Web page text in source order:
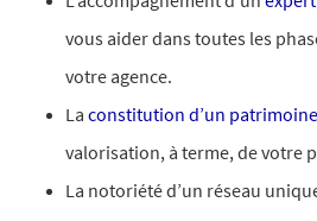
vous aider dans toutes les
votre agence.
La constitution d’un
valorisation, à terme, de votre
La notoriété d’un réseau